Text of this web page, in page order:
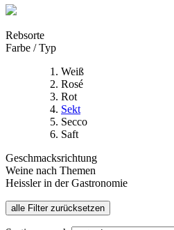
Rebsorte
Farbe / Typ
Weiß
Rosé
Rot
Sekt
Secco
Saft
Geschmacksrichtung
Weine nach Themen
Heissler in der Gastronomie
alle Filter zurücksetzen